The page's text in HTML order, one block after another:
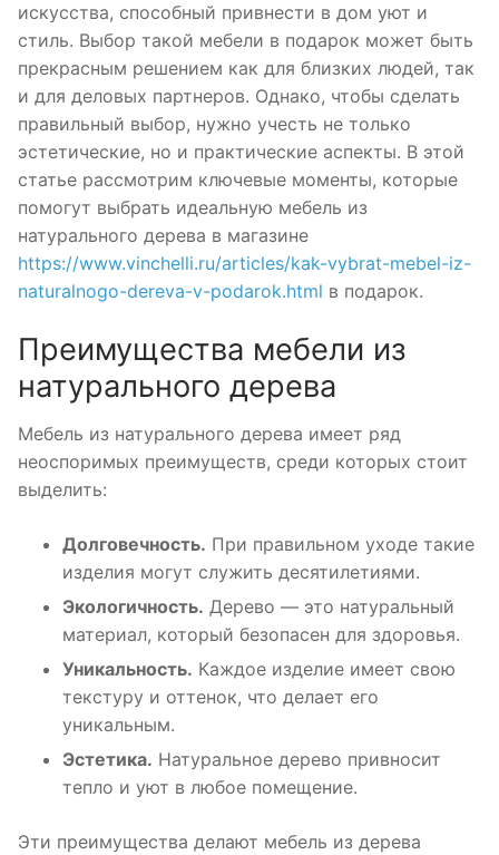
искусства, способный привнести в дом уют и
стиль. Выбор такой мебели в подарок может быть
прекрасным решением как для близких людей, так
и для деловых партнеров. Однако, чтобы сделать
правильный выбор, нужно учесть не только
эстетические, но и практические аспекты. В этой
статье рассмотрим ключевые моменты, которые
помогут выбрать идеальную мебель из
натурального дерева в магазине
https://www.vinchelli.ru/articles/kak-vybrat-mebel-iz-
naturalnogo-dereva-v-podarok.html в подарок.
Преимущества мебели из
натурального дерева
Мебель из натурального дерева имеет ряд
неоспоримых преимуществ, среди которых стоит
выделить:
Долговечность. При правильном уходе такие
изделия могут служить десятилетиями.
Экологичность. Дерево — это натуральный
материал, который безопасен для здоровья.
Уникальность. Каждое изделие имеет свою
текстуру и оттенок, что делает его
уникальным.
Эстетика. Натуральное дерево привносит
тепло и уют в любое помещение.
Эти преимущества делают мебель из дерева